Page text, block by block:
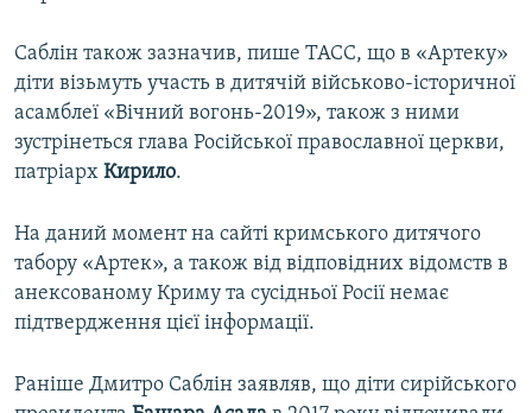
Саблін також зазначив, пише ТАСС, що в «Артеку»
діти візьмуть участь в дитячій військово-історичної
асамблеї «Вічний вогонь-2019», також з ними
зустрінеться глава Російської православної церкви,
патріарх Кирило.
На даний момент на сайті кримського дитячого
табору «Артек», а також від відповідних відомств в
анексованому Криму та сусідньої Росії немає
підтвердження цієї інформації.
Раніше Дмитро Саблін заявляв, що діти сирійського